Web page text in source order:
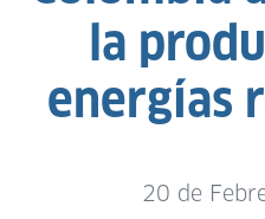
la
energías
20 de